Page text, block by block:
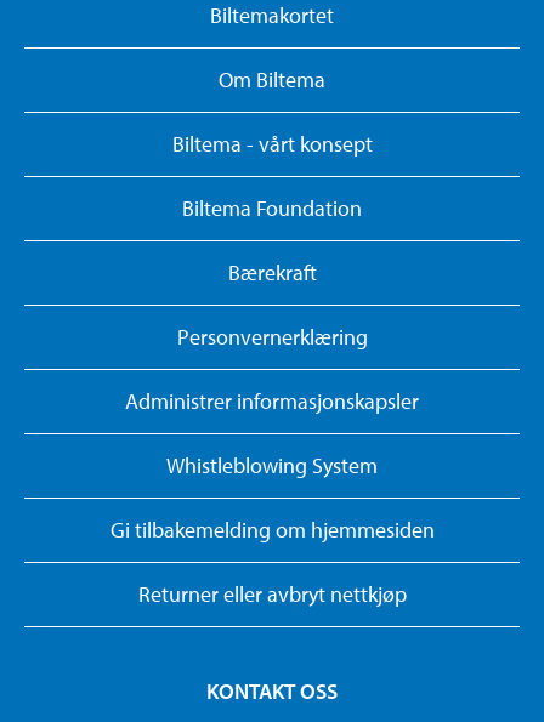
Biltemakortet
Om Biltema
Biltema - vårt konsept
Biltema Foundation
Bærekraft
Personvernerklæring
Administrer informasjonskapsler
Whistleblowing System
Gi tilbakemelding om hjemmesiden
Returner eller avbryt nettkjøp
KONTAKT OSS